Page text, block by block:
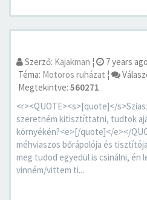
Szerző: Kajakman ¦ 7 years ago
Téma: Motoros ruházat ¦
Megtekintve: 560271
<r><QUOTE><s>[quote]</
szeretném kitisztíttatni, tudtok
környékén?<e>[/quote]</e></
méhviaszos bőrápolója és
meg tudod egyedül is csinálni, én
vinném/vittem ti...